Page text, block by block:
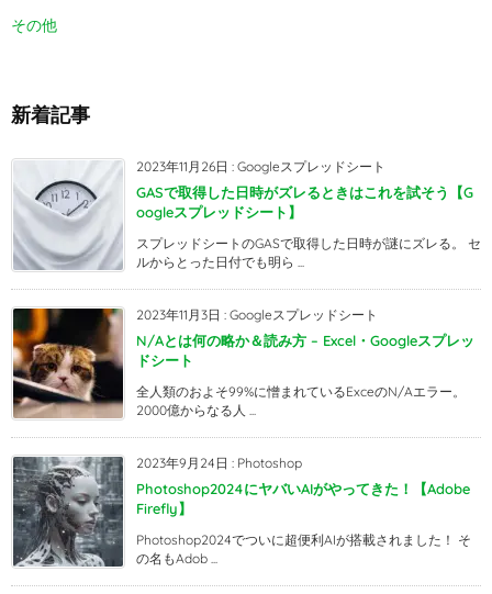
その他
新着記事
2023年11月26日 : Googleスプレッドシート
GASで取得した日時がズレるときはこれを試そう【G
oogleスプレッドシート】
スプレッドシートのGASで取得した日時が謎にズレる。 セ
ルからとった日付でも明ら ...
2023年11月3日 : Googleスプレッドシート
N/Aとは何の略か＆読み方 – Excel・Googleスプレッ
ドシート
全人類のおよそ99%に憎まれているExceのN/Aエラー。
2000億からなる人 ...
2023年9月24日 : Photoshop
Photoshop2024にヤバいAIがやってきた！【Adobe
Firefly】
Photoshop2024でついに超便利AIが搭載されました！ そ
の名もAdob ...